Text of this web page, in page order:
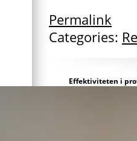
Permalink
Categories:
Effektiviteten i